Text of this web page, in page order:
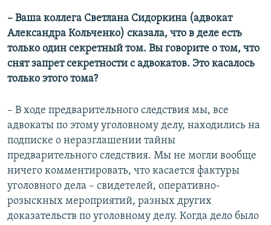
– Ваша коллега Светлана Сидоркина (адвокат
Александра Кольченко) сказала, что в деле есть
только один секретный том. Вы говорите о том, что
снят запрет секретности с адвокатов. Это касалось
только этого тома?
– В ходе предварительного следствия мы, все
адвокаты по этому уголовному делу, находились на
подписке о неразглашении тайны
предварительного следствия. Мы не могли вообще
ничего комментировать, что касается фактуры
уголовного дела – свидетелей, оперативно-
розыскных мероприятий, разных других
доказательств по уголовному делу. Когда дело было